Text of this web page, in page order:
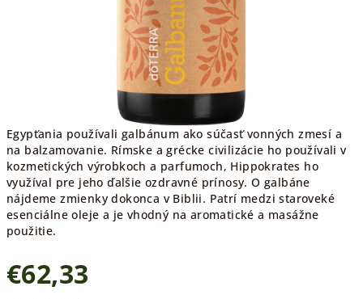
Egypťania používali galbánum ako súčasť vonných zmesí a
na balzamovanie. Rímske a grécke civilizácie ho používali v
kozmetických výrobkoch a parfumoch, Hippokrates ho
využíval pre jeho ďalšie ozdravné prínosy. O galbáne
nájdeme zmienky dokonca v Biblii. Patrí medzi staroveké
esenciálne oleje a je vhodný na aromatické a masážne
použitie.
€62,33